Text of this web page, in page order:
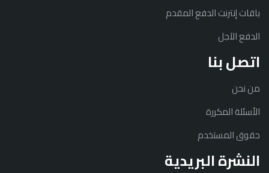
باقات إنترنت الدفع المقدم
الدفع الآجل
اتصل بنا
من نحن
الأسئلة المكررة
حقوق المستخدم
النشرة البريدية